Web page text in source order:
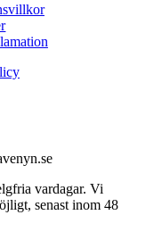
vardagar. Vi
senast inom 48